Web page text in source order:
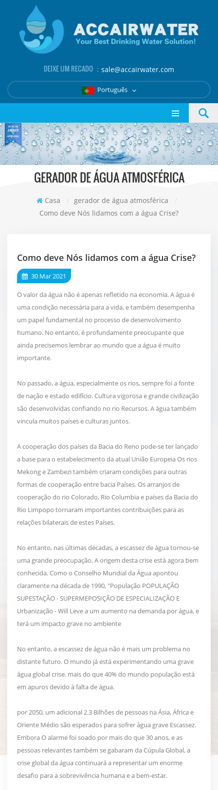
DEIXE UM RECADO ： sale@accairwater.com
Português
GERADOR DE ÁGUA ATMOSFÉRICA
Casa / gerador de água atmosférica
/
Como deve Nós lidamos com a água Crise?
Como deve Nós lidamos com a água Crise?
30 Mar 2021
O valor da água não é apenas refletido na economia. A água é
uma condição necessária para a vida, e também desempenha
um papel fundamental no processo de desenvolvimento
humano. No entanto, é profundamente preocupante que
ainda precisemos lembrar ao mundo que a água é muito
importante.
No passado, a água, especialmente os rios, sempre foi a fonte
de nação e estado edifício. Cultura vigorosa e grande civilização
são desenvolvidas confiando no rio Recursos. A água também
vincula muitos países e culturas juntos.
A cooperação dos países da Bacia do Reno pode-se ter lançado
a base para o estabelecimento da atual União Europeia Os rios
Mekong e Zambezi também criaram condições para outras
formas de cooperação entre bacia Países. Os arranjos de
cooperação do rio Colorado, Rio Columbia e países da Bacia do
Rio Limpopo tornaram importantes contribuições para as
relações bilaterais de estes Países.
No entanto, nas últimas décadas, a escassez de água tornou-se
uma grande preocupação. A origem desta crise está agora bem
conhecida. Como o Conselho Mundial da Água apontou
claramente na década de 1990, "População POPULAÇÃO
SUPESTAÇÃO - SUPERMEPOSIÇÃO DE ESPECIALIZAÇÃO E
Urbanização - Will Leve a um aumento na demanda por água, e
terá um impacto grave no ambiente
No entanto, a escassez de água não é mais um problema no
distante futuro. O mundo já está experimentando uma grave
água global crise. mais do que 40% do mundo população está
em apuros devido à falta de água.
por 2050, um adicional 2.3 Bilhões de pessoas na Ásia, África e
Oriente Médio são esperados para sofrer água grave Escassez.
Embora O alarme foi soado por mais do que 30 anos, e as
pessoas relevantes também se gabaram da Cúpula Global, a
crise global da água continuará a representar um enorme
desafio para a sobrevivência humana e a bem-estar.